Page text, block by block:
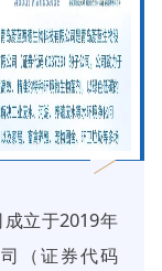
立于2019年
（证券代码